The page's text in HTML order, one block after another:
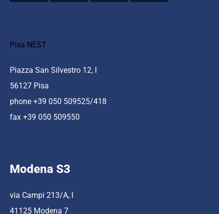
Pisa NEST
Piazza San Silvestro 12, I
56127 Pisa
phone +39 050 509525/418
fax +39 050 509550
Modena S3
via Campi 213/A, I
41125 Modena 7